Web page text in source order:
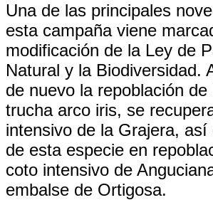
Una de las principales
esta campaña viene
modificación de la Ley de
Natural y la Biodiversidad.
de nuevo la repoblación
trucha arco iris, se
intensivo de la Grajera, así
de esta especie en
coto intensivo de
embalse de Ortigosa.